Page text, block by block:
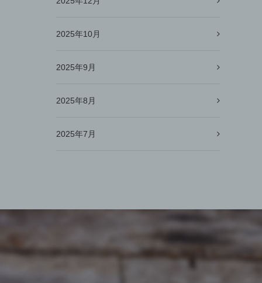
2025年10月
2025年9月
2025年8月
2025年7月